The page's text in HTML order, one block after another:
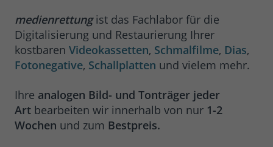
medienrettungist das Fachlabor für die
Digitalisierung und Restaurierung Ihrer
kostbaren Videokassetten, Schmalfilme, Dias,
Fotonegative, Schallplatten und vielem mehr.
Ihre analogen Bild- und Tonträger jeder
Art bearbeiten wir innerhalb von nur 1-2
Wochen und zum Bestpreis.